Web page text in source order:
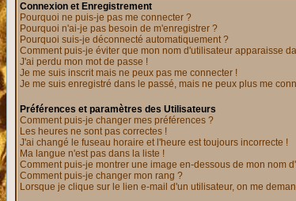
Connexion et Enregistrement
Pourquoi ne puis-je pas me connecter ?
Pourquoi n'ai-je pas besoin de m'enregistrer ?
Pourquoi suis-je déconnecté automatiquement ?
Comment puis-je éviter que mon nom d'utilisateur apparaisse
J'ai perdu mon mot de passe !
Je me suis inscrit mais ne peux pas me connecter !
Je me suis enregistré dans le passé, mais ne peux plus me
Préférences et paramètres des Utilisateurs
Comment puis-je changer mes préférences ?
Les heures ne sont pas correctes !
J'ai changé le fuseau horaire et l'heure est toujours incorrecte !
Ma langue n'est pas dans la liste !
Comment puis-je montrer une image en-dessous de mon nom
Comment puis-je changer mon rang ?
Lorsque je clique sur le lien e-mail d'un utilisateur, on me